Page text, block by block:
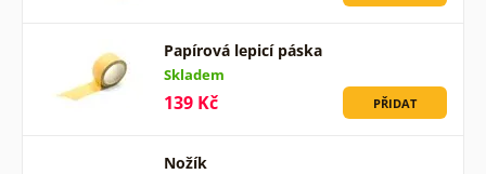
Papírová lepicí páska
Skladem
139 Kč PŘIDAT
Nožík